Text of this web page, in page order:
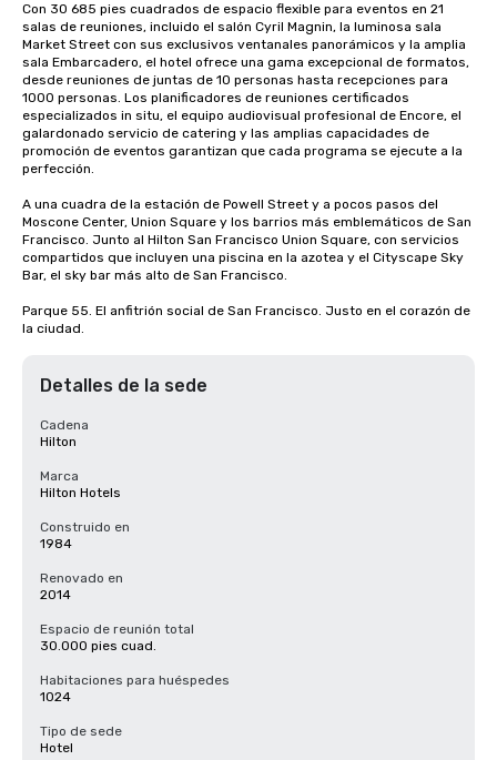
Con 30 685 pies cuadrados de espacio flexible para eventos en 21
salas de reuniones, incluido el salón Cyril Magnin, la luminosa sala
Market Street con sus exclusivos ventanales panorámicos y la amplia
sala Embarcadero, el hotel ofrece una gama excepcional de formatos,
desde reuniones de juntas de 10 personas hasta recepciones para
1000 personas. Los planificadores de reuniones certificados
especializados in situ, el equipo audiovisual profesional de Encore, el
galardonado servicio de catering y las amplias capacidades de
promoción de eventos garantizan que cada programa se ejecute a la
perfección.
A una cuadra de la estación de Powell Street y a pocos pasos del
Moscone Center, Union Square y los barrios más emblemáticos de San
Francisco. Junto al Hilton San Francisco Union Square, con servicios
compartidos que incluyen una piscina en la azotea y el Cityscape Sky
Bar, el sky bar más alto de San Francisco.
Parque 55. El anfitrión social de San Francisco. Justo en el corazón de
la ciudad.
Detalles de la sede
Cadena
Hilton
Marca
Hilton Hotels
Construido en
1984
Renovado en
2014
Espacio de reunión total
30.000 pies cuad.
Habitaciones para huéspedes
1024
Tipo de sede
Hotel